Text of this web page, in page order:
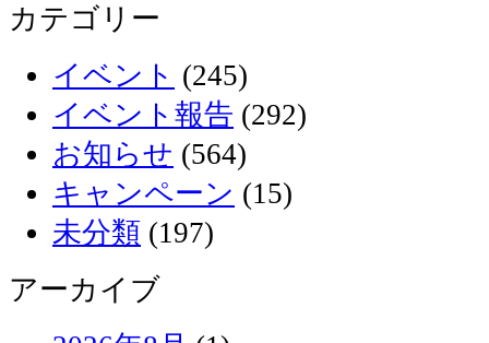
カテゴリー
イベント (245)
イベント報告 (292)
お知らせ (564)
キャンペーン (15)
未分類 (197)
アーカイブ